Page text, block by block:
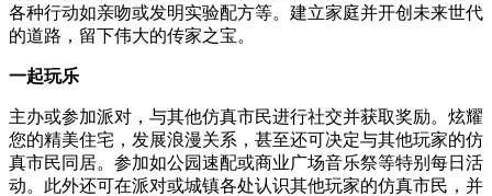
各种行动如亲吻或发明实验配方等。建立家庭并开创未来世代
的道路，留下伟大的传家之宝。
一起玩乐
主办或参加派对，与其他仿真市民进行社交并获取奖励。炫耀
您的精美住宅，发展浪漫关系，甚至还可决定与其他玩家的仿
真市民同居。参加如公园速配或商业广场音乐祭等特别每日活
动。此外还可在派对或城镇各处认识其他玩家的仿真市民，并